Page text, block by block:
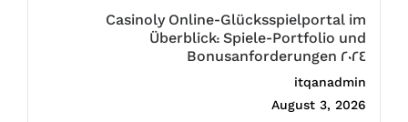
Casinoly Online-Glücksspielportal im
Überblick: Spiele-Portfolio und
Bonusanforderungen 2024
itqanadmin
August 3, 2026